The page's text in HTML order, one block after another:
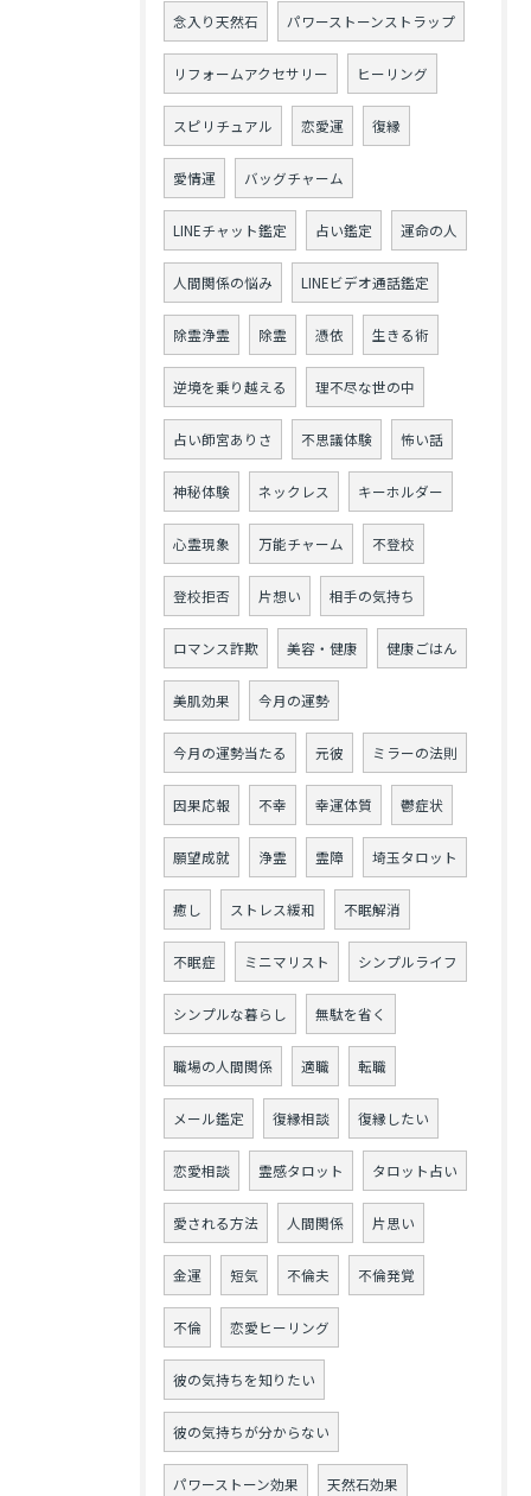
念入り天然石 パワーストーンストラップ
リフォームアクセサリー ヒーリング
スピリチュアル 恋愛運 復縁
愛情運 バッグチャーム
LINEチャット鑑定 占い鑑定 運命の人
人間関係の悩み LINEビデオ通話鑑定
除霊浄霊 除霊 憑依 生きる術
逆境を乗り越える 理不尽な世の中
占い師宮ありさ 不思議体験 怖い話
神秘体験 ネックレス キーホルダー
心霊現象 万能チャーム 不登校
登校拒否 片想い 相手の気持ち
ロマンス詐欺 美容・健康 健康ごはん
美肌効果 今月の運勢
今月の運勢当たる 元彼 ミラーの法則
因果応報 不幸 幸運体質 鬱症状
願望成就 浄霊 霊障 埼玉タロット
癒し ストレス緩和 不眠解消
不眠症 ミニマリスト シンプルライフ
シンプルな暮らし 無駄を省く
職場の人間関係 適職 転職
メール鑑定 復縁相談 復縁したい
恋愛相談 霊感タロット タロット占い
愛される方法 人間関係 片思い
金運 短気 不倫夫 不倫発覚
不倫 恋愛ヒーリング
彼の気持ちを知りたい
彼の気持ちが分からない
パワーストーン効果 天然石効果